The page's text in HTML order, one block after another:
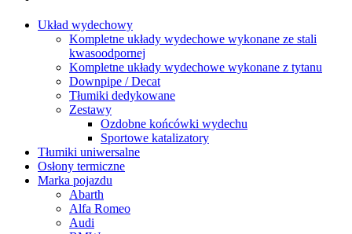
Układ wydechowy
Kompletne układy wydechowe wykonane ze stali
kwasoodpornej
Kompletne układy wydechowe wykonane z tytanu
Downpipe / Decat
Tłumiki dedykowane
Zestawy
Ozdobne końcówki wydechu
Sportowe katalizatory
Tłumiki uniwersalne
Osłony termiczne
Marka pojazdu
Abarth
Alfa Romeo
Audi